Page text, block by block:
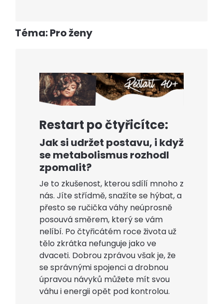
Téma: Pro ženy
Restart po čtyřicítce:
Jak si udržet postavu, i když
se metabolismus rozhodl
zpomalit?
Je to zkušenost, kterou sdílí mnoho z
nás. Jíte střídmě, snažíte se hýbat, a
přesto se ručička váhy neúprosně
posouvá směrem, který se vám
nelíbí. Po čtyřicátém roce života už
tělo zkrátka nefunguje jako ve
dvaceti. Dobrou zprávou však je, že
se správnými spojenci a drobnou
úpravou návyků můžete mít svou
váhu i energii opět pod kontrolou.